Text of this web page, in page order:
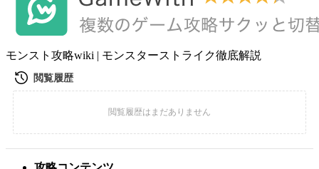
モンスト攻略wiki | モンスターストライク徹底解説